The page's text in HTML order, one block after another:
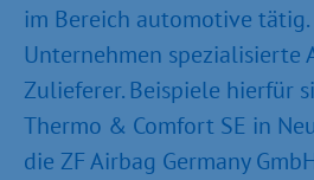
im Bereich automotive tätig.
Unternehmen spezialisierte
Zulieferer. Beispiele hierfür
Thermo & Comfort SE in
die ZF Airbag Germany